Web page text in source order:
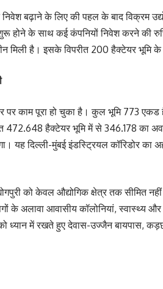
बढ़ाने के लिए की पहल के बाद विक्रम
होने के साथ कई कंपनियों निवेश करने की
मिली है। इसके विपरीत 200 हैक्टेयर
काम पूरा हो चुका है। कुल भूमि 773 एकड
हैक्टेयर भूमि में से 346.178 का
यह दिल्ली-मुंबई इंडस्ट्रियल कॉरिडोर का
को केवल औद्योगिक क्षेत्र तक सीमित
के अलावा आवासीय कॉलोनियां, स्वास्थ्य
को ध्यान में रखते हुए देवास-उज्जैन बायपास,